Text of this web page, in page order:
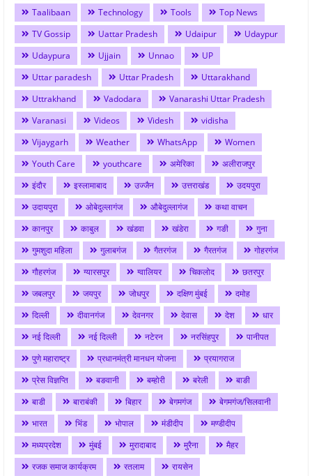
Taalibaan
Technology Tools
Top News
TV Gossip
Uattar Pradesh Udaipur
Udaypur
Udaypura
Ujjain Unnao
UP
Uttar paradesh
Uttar Pradesh
Uttarakhand
Uttrakhand
Vadodara
Vanarashi Uttar Pradesh
Varanasi
Videos Videsh
vidisha
Vijaygarh
Weather WhatsApp
Women
Youth Care
youthcare अमेरिका
अलीराजपुर
इंदौर
इस्लामाबाद उज्जैन उत्तराखंड
उदयपुरा
उदायपुरा
ओबेदुल्लागंज औबेदुल्लागंज
कथा वाचन
कानपुर
काबुल खंडवा खंडेरा गङी
गुना
गुमशुदा महिला
गुलाबगंज गैतरगंज गैरतगंज
गोहरगंज
गौहरगंज
ग्यारसपुर ग्वालियर चिकलोद
छतरपुर
जबलपुर
जयपुर जोधपुर दक्षिण मुंबई
दमोह
दिल्ली
दीवानगंज देवनगर देवास देश
धार
नई दिल्ली
नई दिल्ली नटेरन नरसिंहपुर
पानीपत
पुणे महाराष्ट्र
प्रधानमंत्री मानधन योजना
प्रयागराज
प्रेस विज्ञप्ति
बङवानी बम्होरी बरेली
बाङी
बाडी
बाराबंकी बिहार बेगमगंज
बेगमगंज/सिलवानी
भारत
भिंड भोपाल मंडीदीप
मण्डीदीप
मध्यप्रदेश
मुंबई मुरादाबाद मुरैना
मैहर
रजक समाज कार्यक्रम
रतलाम
रायसेन